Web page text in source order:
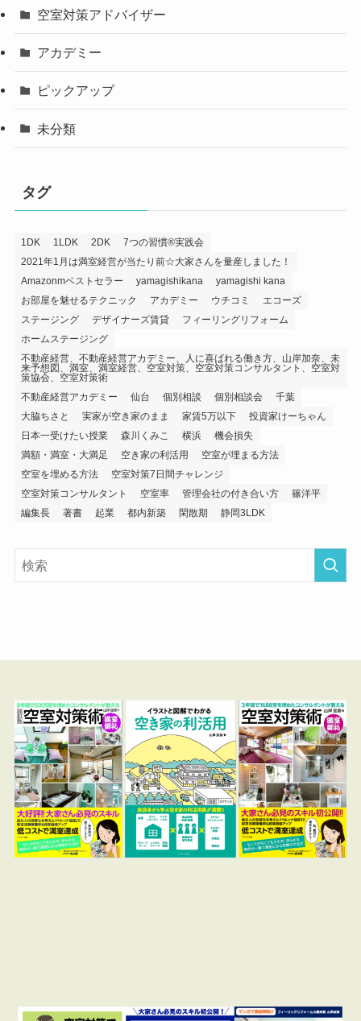
空室対策アドバイザー
アカデミー
ピックアップ
未分類
タグ
1DK 1LDK 2DK
7つの習慣®️実践会
2021年1月は満室経営が当たり前☆大家さんを量産しました！
Amazonmベストセラー
yamagishikana
yamagishi kana
お部屋を魅せるテクニック
アカデミー ウチコミ
エコーズ
ステージング
デザイナーズ賃貸
フィーリングリフォーム
ホームステージング
不動産経営、不動産経営アカデミー、人に喜ばれる働き方、山岸加奈、未
来予想図、満室、満室経営、空室対策、空室対策コンサルタント、空室対
策協会、空室対策術
不動産経営アカデミー
仙台 個別相談 個別相談会
千葉
大脇ちさと
実家が空き家のまま 家賃5万以下
投資家けーちゃん
日本一受けたい授業
森川くみこ 横浜
機会損失
満額・満室・大満足
空き家の利活用
空室が埋まる方法
空室を埋める方法
空室対策7日間チャレンジ
空室対策コンサルタント
空室率 管理会社の付き合い方
篠洋平
編集長
著書 起業 都内新築 閑散期 静岡3LDK